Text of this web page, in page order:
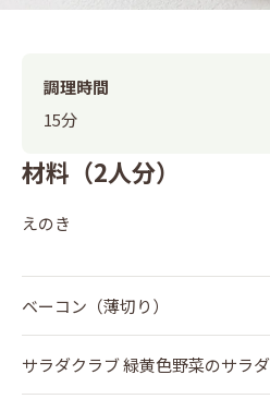
材料（2人分）
えのき
ベーコン（薄切り）
サラダクラブ 緑黄色野菜のサラダ
調理時間
15分